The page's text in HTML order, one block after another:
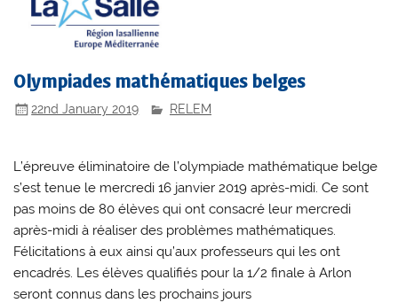
Olympiades mathématiques belges
22nd January 2019 RELEM
L’épreuve éliminatoire de l’olympiade mathématique belge
s’est tenue le mercredi 16 janvier 2019 après-midi. Ce sont
pas moins de 80 élèves qui ont consacré leur mercredi
après-midi à réaliser des problèmes mathématiques.
Félicitations à eux ainsi qu’aux professeurs qui les ont
encadrés. Les élèves qualifiés pour la 1/2 finale à Arlon
seront connus dans les prochains jours